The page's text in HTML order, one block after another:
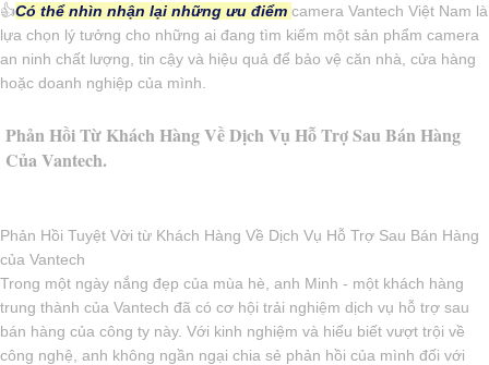
👍Có thể nhìn nhận lại những ưu điểm camera Vantech Việt Nam là
lựa chọn lý tưởng cho những ai đang tìm kiếm một sản phẩm camera
an ninh chất lượng, tin cậy và hiệu quả để bảo vệ căn nhà, cửa hàng
hoặc doanh nghiệp của mình.
Phản Hồi Từ Khách Hàng Về Dịch Vụ Hỗ Trợ Sau Bán Hàng
Của Vantech.
Phản Hồi Tuyệt Vời từ Khách Hàng Về Dịch Vụ Hỗ Trợ Sau Bán Hàng
của Vantech
Trong một ngày nắng đẹp của mùa hè, anh Minh - một khách hàng
trung thành của Vantech đã có cơ hội trải nghiệm dịch vụ hỗ trợ sau
bán hàng của công ty này. Với kinh nghiệm và hiểu biết vượt trội về
công nghệ, anh không ngần ngại chia sẻ phản hồi của mình đối với